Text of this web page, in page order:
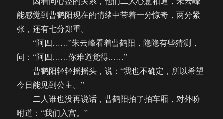
能感觉到曹鹤阳现在的情绪中带着一分惊奇，两分紧
张，还有七分郑重。
“阿四……”朱云峰看着曹鹤阳，隐隐有些猜测，
问：“阿四……你难道觉得……”
曹鹤阳轻轻摇摇头，说：“我也不确定，所以希望
今日能见到公主。”
二人谁也没再说话，曹鹤阳拍了拍车厢，对外吩
咐道：“我们入宫。”